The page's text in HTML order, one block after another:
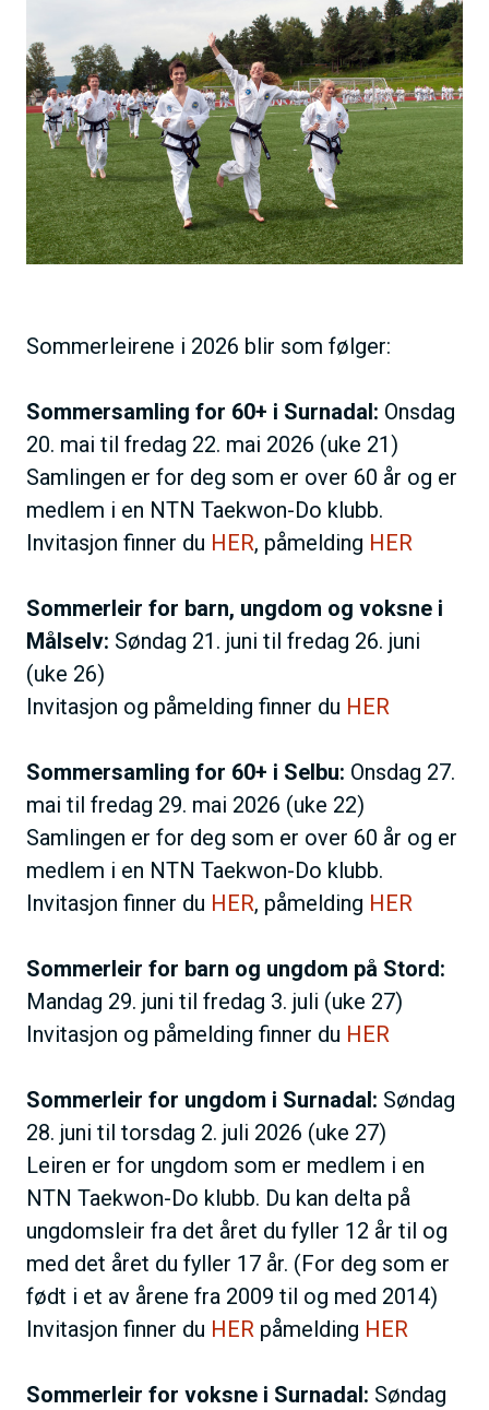
l
d
e
Sommerleirene i 2026 blir som følger:
Sommersamling for 60+ i Surnadal: Onsdag
20. mai til fredag 22. mai 2026 (uke 21)
Samlingen er for deg som er over 60 år og er
medlem i en NTN Taekwon-Do klubb.
Invitasjon finner du HER, påmelding HER
Sommerleir for barn, ungdom og voksne i
Målselv: Søndag 21. juni til fredag 26. juni
(uke 26)
Invitasjon og påmelding finner du HER
Sommersamling for 60+ i Selbu: Onsdag 27.
mai til fredag 29. mai 2026 (uke 22)
Samlingen er for deg som er over 60 år og er
medlem i en NTN Taekwon-Do klubb.
Invitasjon finner du HER, påmelding HER
Sommerleir for barn og ungdom på Stord:
Mandag 29. juni til fredag 3. juli (uke 27)
Invitasjon og påmelding finner du HER
Sommerleir for ungdom i Surnadal: Søndag
28. juni til torsdag 2. juli 2026 (uke 27)
Leiren er for ungdom som er medlem i en
NTN Taekwon-Do klubb. Du kan delta på
ungdomsleir fra det året du fyller 12 år til og
med det året du fyller 17 år. (For deg som er
født i et av årene fra 2009 til og med 2014)
Invitasjon finner du HER påmelding HER
Sommerleir for voksne i Surnadal: Søndag